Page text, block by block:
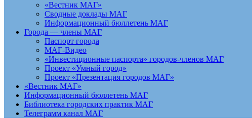
«Вестник МАГ»
Сводные доклады МАГ
Информационный бюллетень МАГ
Города — члены МАГ
Паспорт города
МАГ-Видео
«Инвестиционные паспорта» городов-членов МАГ
Проект «Умный город»
Проект «Презентация городов МАГ»
«Вестник МАГ»
Информационный бюллетень МАГ
Библиотека городских практик МАГ
Телеграмм канал МАГ